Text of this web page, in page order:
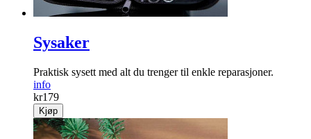
Sysaker
Praktisk sysett med alt du trenger til enkle reparasjoner.
info
kr179
Kjøp